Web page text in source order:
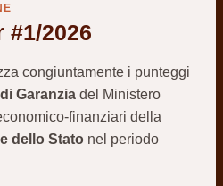
#1/2026
congiuntamente i punteggi
Garanzia del Ministero
finanziari della
dello Stato nel periodo